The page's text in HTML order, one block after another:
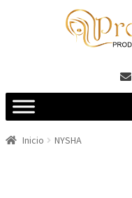
Inicio NYSHA